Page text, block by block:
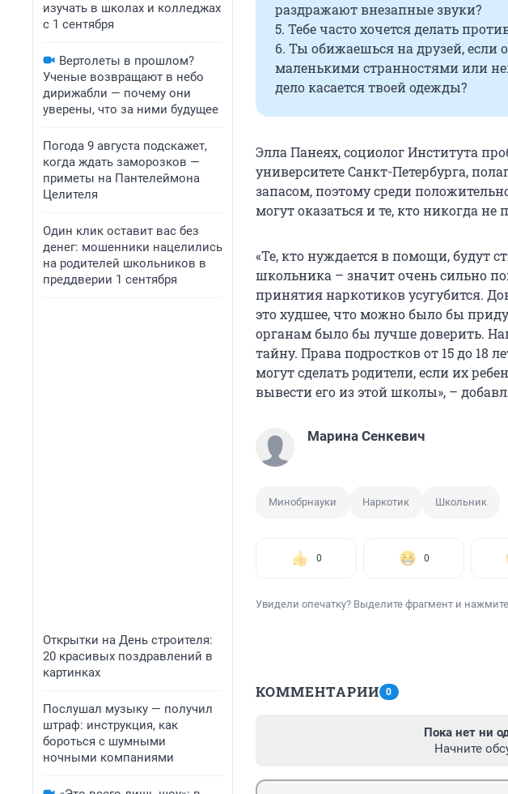
изучать в школах и колледжах
с 1 сентября
Вертолеты в прошлом?
Ученые возвращают в небо
дирижабли — почему они
уверены, что за ними будущее
Погода 9 августа подскажет,
когда ждать заморозков —
приметы на Пантелеймона
Целителя
Один клик оставит вас без
денег: мошенники нацелились
на родителей школьников в
преддверии 1 сентября
Открытки на День строителя:
20 красивых поздравлений в
картинках
Послушал музыку — получил
штраф: инструкция, как
бороться с шумными
ночными компаниями
раздражают внезапные звуки?
5. Тебе часто хочется делать
6. Ты обижаешься на друзей,
маленькими странностями или
дело касается твоей одежды?
Элла Панеях, социолог Института
университете Санкт-Петербурга,
запасом, поэтому среди
могут оказаться и те, кто никогда
«Те, кто нуждается в помощи, будут
школьника – значит очень сильно
принятия наркотиков усугубится.
это худшее, что можно было бы
органам было бы лучше доверить.
тайну. Права подростков от 15 до 18
могут сделать родители, если их
вывести его из этой школы», –
Марина Сенкевич
Минобрнауки Наркотик Школьник
0 0
Увидели опечатку? Выделите фрагмент и нажмите
КОММЕНТАРИИ 0
Пока нет ни
Начните